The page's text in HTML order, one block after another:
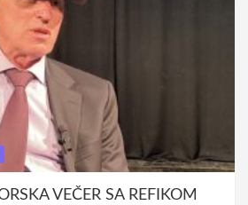
VEČER SA REFIKOM